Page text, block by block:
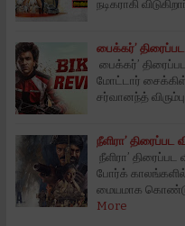
நடிகராகி
பைக்கர்’
பைக்கர்’
மோட்டார்
சர்வானந்த்
நீளிரா’ திரைப்பட
நீளிரா’
போர்க்
மையமாக கொண்டு
More